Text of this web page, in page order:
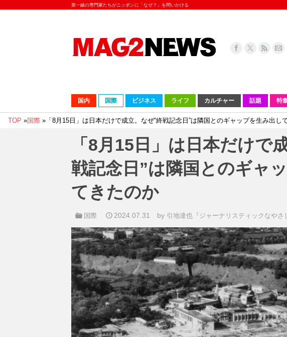
第一線の専門家たちがニッポンに「なぜ？」を問いかける
国内 国際 ビジネス ライフ カルチャー 話題 特
TOP »国際 » 「8月15日」は日本だけで成立。なぜ“終戦記念日”は隣国とのギャップを生み出し
「8月15日」は日本だけで
戦記念日”は隣国とのギャ
てきたのか
国際 2024.07.31 by 引地達也『ジャーナリスティックなやさ